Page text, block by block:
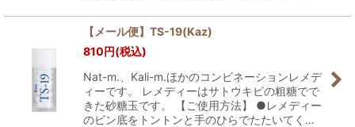
【メール便】TS-19(Kaz)
810円(税込)
Nat-m.、Kali-m.ほかのコンビネーションレメデ
ィーです。 レメディーはサトウキビの粗糖でで
きた砂糖玉です。 【ご使用方法】 ●レメディー
のビン底をトントンと手のひらでたたいてく…